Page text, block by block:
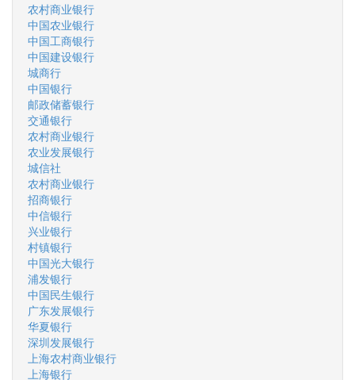
农村商业银行
中国农业银行
中国工商银行
中国建设银行
城商行
中国银行
邮政储蓄银行
交通银行
农村商业银行
农业发展银行
城信社
农村商业银行
招商银行
中信银行
兴业银行
村镇银行
中国光大银行
浦发银行
中国民生银行
广东发展银行
华夏银行
深圳发展银行
上海农村商业银行
上海银行